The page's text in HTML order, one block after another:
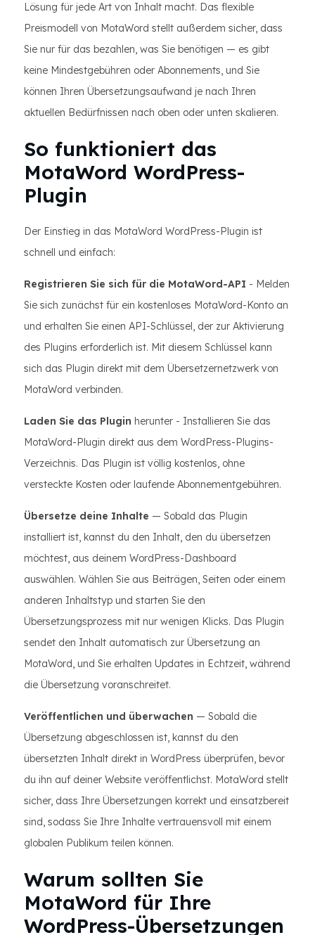
Lösung für jede Art von Inhalt macht. Das flexible
Preismodell von MotaWord stellt außerdem sicher, dass
Sie nur für das bezahlen, was Sie benötigen — es gibt
keine Mindestgebühren oder Abonnements, und Sie
können Ihren Übersetzungsaufwand je nach Ihren
aktuellen Bedürfnissen nach oben oder unten skalieren.
So funktioniert das
MotaWord WordPress-
Plugin
Der Einstieg in das MotaWord WordPress-Plugin ist
schnell und einfach:
Registrieren Sie sich für die MotaWord-API - Melden
Sie sich zunächst für ein kostenloses MotaWord-Konto an
und erhalten Sie einen API-Schlüssel, der zur Aktivierung
des Plugins erforderlich ist. Mit diesem Schlüssel kann
sich das Plugin direkt mit dem Übersetzernetzwerk von
MotaWord verbinden.
Laden Sie das Plugin herunter - Installieren Sie das
MotaWord-Plugin direkt aus dem WordPress-Plugins-
Verzeichnis. Das Plugin ist völlig kostenlos, ohne
versteckte Kosten oder laufende Abonnementgebühren.
Übersetze deine Inhalte — Sobald das Plugin
installiert ist, kannst du den Inhalt, den du übersetzen
möchtest, aus deinem WordPress-Dashboard
auswählen. Wählen Sie aus Beiträgen, Seiten oder einem
anderen Inhaltstyp und starten Sie den
Übersetzungsprozess mit nur wenigen Klicks. Das Plugin
sendet den Inhalt automatisch zur Übersetzung an
MotaWord, und Sie erhalten Updates in Echtzeit, während
die Übersetzung voranschreitet.
Veröffentlichen und überwachen — Sobald die
Übersetzung abgeschlossen ist, kannst du den
übersetzten Inhalt direkt in WordPress überprüfen, bevor
du ihn auf deiner Website veröffentlichst. MotaWord stellt
sicher, dass Ihre Übersetzungen korrekt und einsatzbereit
sind, sodass Sie Ihre Inhalte vertrauensvoll mit einem
globalen Publikum teilen können.
Warum sollten Sie
MotaWord für Ihre
WordPress-Übersetzungen